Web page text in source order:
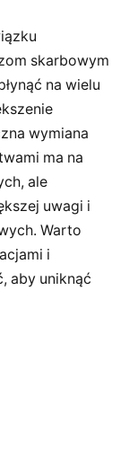
skarbowym
na wielu
wymiana
ma na
ale
uwagi i
Warto
i
aby uniknąć